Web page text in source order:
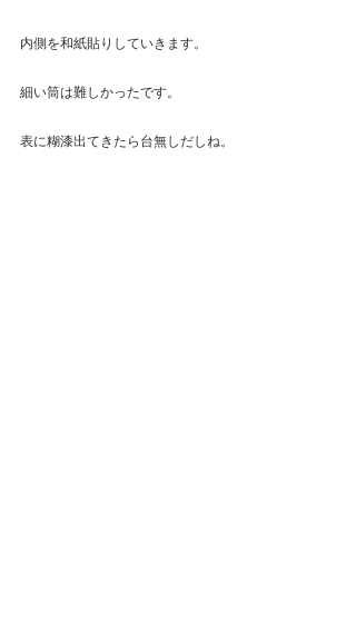
内側を和紙貼りしていきます。
細い筒は難しかったです。
表に糊漆出てきたら台無しだしね。